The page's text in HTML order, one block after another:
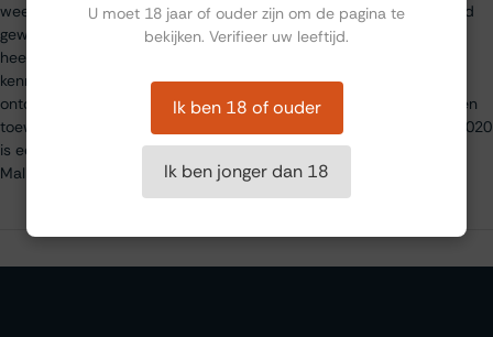
weerspiegelen. De wijnen van Chateau Pineraie worden wereldwijd
gewaardeerd voor hun diepgang en complexiteit, en het wijnhuis
heeft verschillende onderscheidingen ontvangen voor zijn
kenmerkende Cahors-wijnen. Bezoekers kunnen het wijnhuis
ontdekken via rondleidingen en proeverijen, waarbij ze de passie en
toewijding van de familie achter elke fles ervaren. L'Authentique 2020
is een uitstekende representatie van de krachtige, karaktervolle
Malbec-wijnen waarvoor Cahors beroemd is.
U moet 18 jaar of ouder zijn om de pagina te
bekijken. Verifieer uw leeftijd.
Ik ben 18 of ouder
Ik ben jonger dan 18